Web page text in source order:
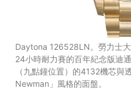
Daytona 126528LN。勞力士
24小時耐力賽的百年紀念版迪
（九點鐘位置）的4132機芯與
Newman」風格的面盤。